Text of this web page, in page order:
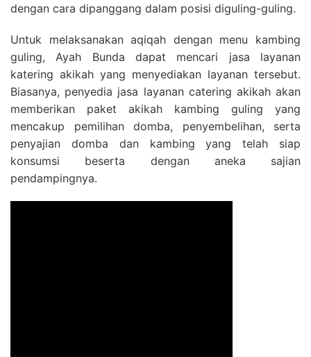
dengan cara dipanggang dalam posisi diguling-guling.
Untuk melaksanakan aqiqah dengan menu kambing
guling, Ayah Bunda dapat mencari jasa layanan
katering akikah yang menyediakan layanan tersebut.
Biasanya, penyedia jasa layanan catering akikah akan
memberikan paket akikah kambing guling yang
mencakup pemilihan domba, penyembelihan, serta
penyajian domba dan kambing yang telah siap
konsumsi beserta dengan aneka sajian
pendampingnya.